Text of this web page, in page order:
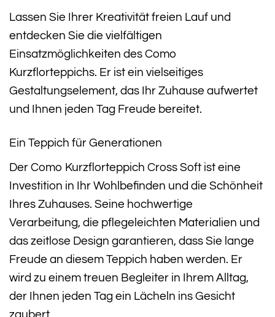
Lassen Sie Ihrer Kreativität freien Lauf und
entdecken Sie die vielfältigen
Einsatzmöglichkeiten des Como
Kurzflorteppichs. Er ist ein vielseitiges
Gestaltungselement, das Ihr Zuhause aufwertet
und Ihnen jeden Tag Freude bereitet.
Ein Teppich für Generationen
Der Como Kurzflorteppich Cross Soft ist eine
Investition in Ihr Wohlbefinden und die Schönheit
Ihres Zuhauses. Seine hochwertige
Verarbeitung, die pflegeleichten Materialien und
das zeitlose Design garantieren, dass Sie lange
Freude an diesem Teppich haben werden. Er
wird zu einem treuen Begleiter in Ihrem Alltag,
der Ihnen jeden Tag ein Lächeln ins Gesicht
zaubert.